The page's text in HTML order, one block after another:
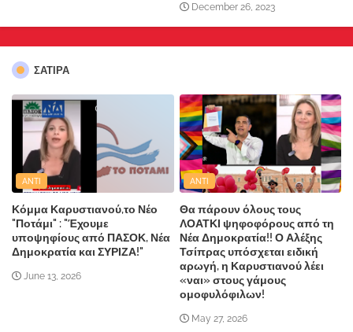
December 26, 2023
ΣΑΤΙΡΑ
ANTI
Κόμμα Καρυστιανού,το Νέο
"Ποτάμι" : "Έχουμε
υποψηφίους από ΠΑΣΟΚ, Νέα
Δημοκρατία και ΣΥΡΙΖΑ!"
June 13, 2026
ANTI
Θα πάρουν όλους τους
ΛΟΑΤΚΙ ψηφοφόρους από τη
Νέα Δημοκρατία!! Ο Αλέξης
Τσίπρας υπόσχεται ειδική
αρωγή, η Καρυστιανού λέει
«ναι» στους γάμους
ομοφυλόφιλων!
May 27, 2026